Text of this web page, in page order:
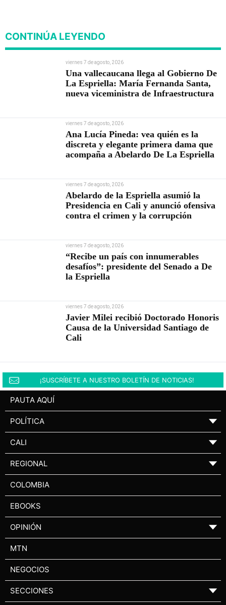
CONTINÚA LEYENDO
viernes 7 de agosto, 2026
Una vallecaucana llega al Gobierno De
La Espriella: María Fernanda Santa,
nueva viceministra de Infraestructura
viernes 7 de agosto, 2026
Ana Lucía Pineda: vea quién es la
discreta y elegante primera dama que
acompaña a Abelardo De La Espriella
viernes 7 de agosto, 2026
Abelardo de la Espriella asumió la
Presidencia en Cali y anunció ofensiva
contra el crimen y la corrupción
viernes 7 de agosto, 2026
“Recibe un país con innumerables
desafíos”: presidente del Senado a De
la Espriella
viernes 7 de agosto, 2026
Javier Milei recibió Doctorado Honoris
Causa de la Universidad Santiago de
Cali
¡SUSCRÍBETE A NUESTRO BOLETÍN DE NOTICIAS!
PAUTA AQUÍ
POLÍTICA ▼
CALI ▼
REGIONAL ▼
COLOMBIA
EBOOKS
OPINIÓN ▼
MTN
NEGOCIOS
SECCIONES ▼